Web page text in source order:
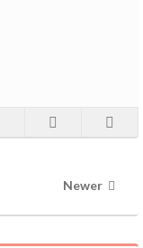
Newer